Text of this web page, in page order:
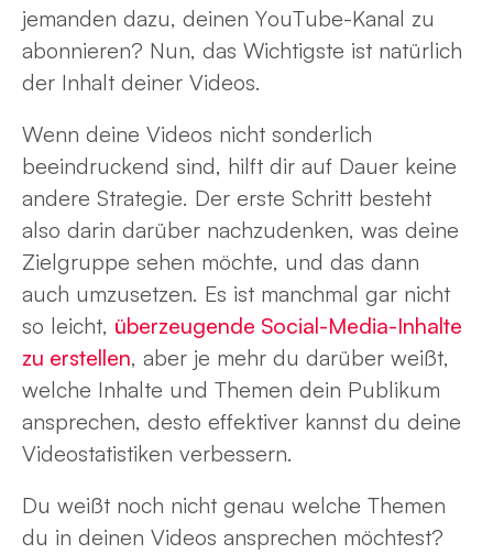
jemanden dazu, deinen YouTube-Kanal zu
abonnieren? Nun, das Wichtigste ist natürlich
der Inhalt deiner Videos.
Wenn deine Videos nicht sonderlich
beeindruckend sind, hilft dir auf Dauer keine
andere Strategie. Der erste Schritt besteht
also darin darüber nachzudenken, was deine
Zielgruppe sehen möchte, und das dann
auch umzusetzen. Es ist manchmal gar nicht
so leicht, überzeugende Social-Media-Inhalte
zu erstellen, aber je mehr du darüber weißt,
welche Inhalte und Themen dein Publikum
ansprechen, desto effektiver kannst du deine
Videostatistiken verbessern.
Du weißt noch nicht genau welche Themen
du in deinen Videos ansprechen möchtest?